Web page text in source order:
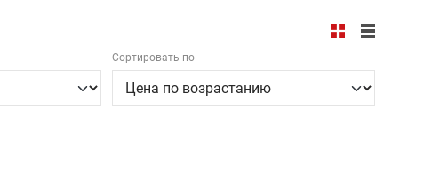
Сортировать по